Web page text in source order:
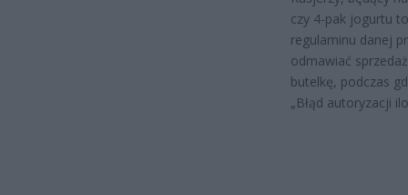
czy 4-pak jogurtu
regulaminu danej
odmawiać
butelkę, podczas
„Błąd autoryzacji